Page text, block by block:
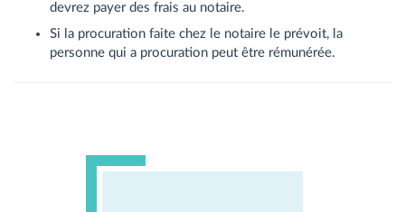
devrez payer des frais au notaire.
Si la procuration faite chez le notaire le prévoit, la
personne qui a procuration peut être rémunérée.